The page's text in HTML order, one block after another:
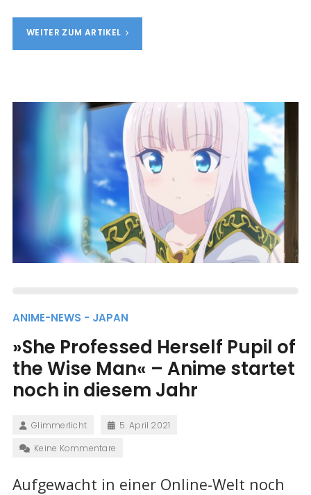
WEITER ZUM ARTIKEL
ANIME-NEWS - JAPAN
»She Professed Herself Pupil of
the Wise Man« – Anime startet
noch in diesem Jahr
Glimmerlicht
5. April 2021
Keine Kommentare
Aufgewacht in einer Online-Welt noch